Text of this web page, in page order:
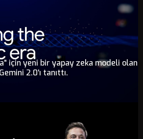
için yeni bir yapay zeka modeli olan
Gemini 2.0'ı tanıttı.